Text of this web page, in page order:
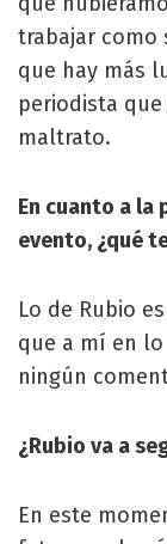
trabajar como
que hay más
periodista
maltrato.
En cuanto a la
evento, ¿qué
Lo de Rubio
que a mí en
ningún
¿Rubio va a
En este